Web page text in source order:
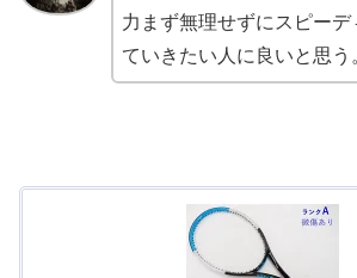
力まず無理せずにスピーデ
ていきたい人に良いと思う